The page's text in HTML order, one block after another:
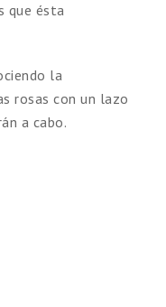
que ésta
la
rosas con un lazo
a cabo.